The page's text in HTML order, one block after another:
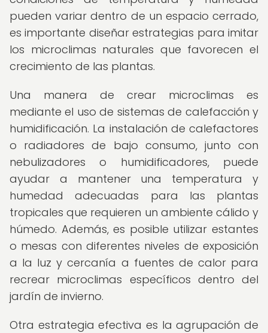
pueden variar dentro de un espacio cerrado,
es importante diseñar estrategias para imitar
los microclimas naturales que favorecen el
crecimiento de las plantas.
Una manera de crear microclimas es
mediante el uso de sistemas de calefacción y
humidificación. La instalación de calefactores
o radiadores de bajo consumo, junto con
nebulizadores o humidificadores, puede
ayudar a mantener una temperatura y
humedad adecuadas para las plantas
tropicales que requieren un ambiente cálido y
húmedo. Además, es posible utilizar estantes
o mesas con diferentes niveles de exposición
a la luz y cercanía a fuentes de calor para
recrear microclimas específicos dentro del
jardín de invierno.
Otra estrategia efectiva es la agrupación de